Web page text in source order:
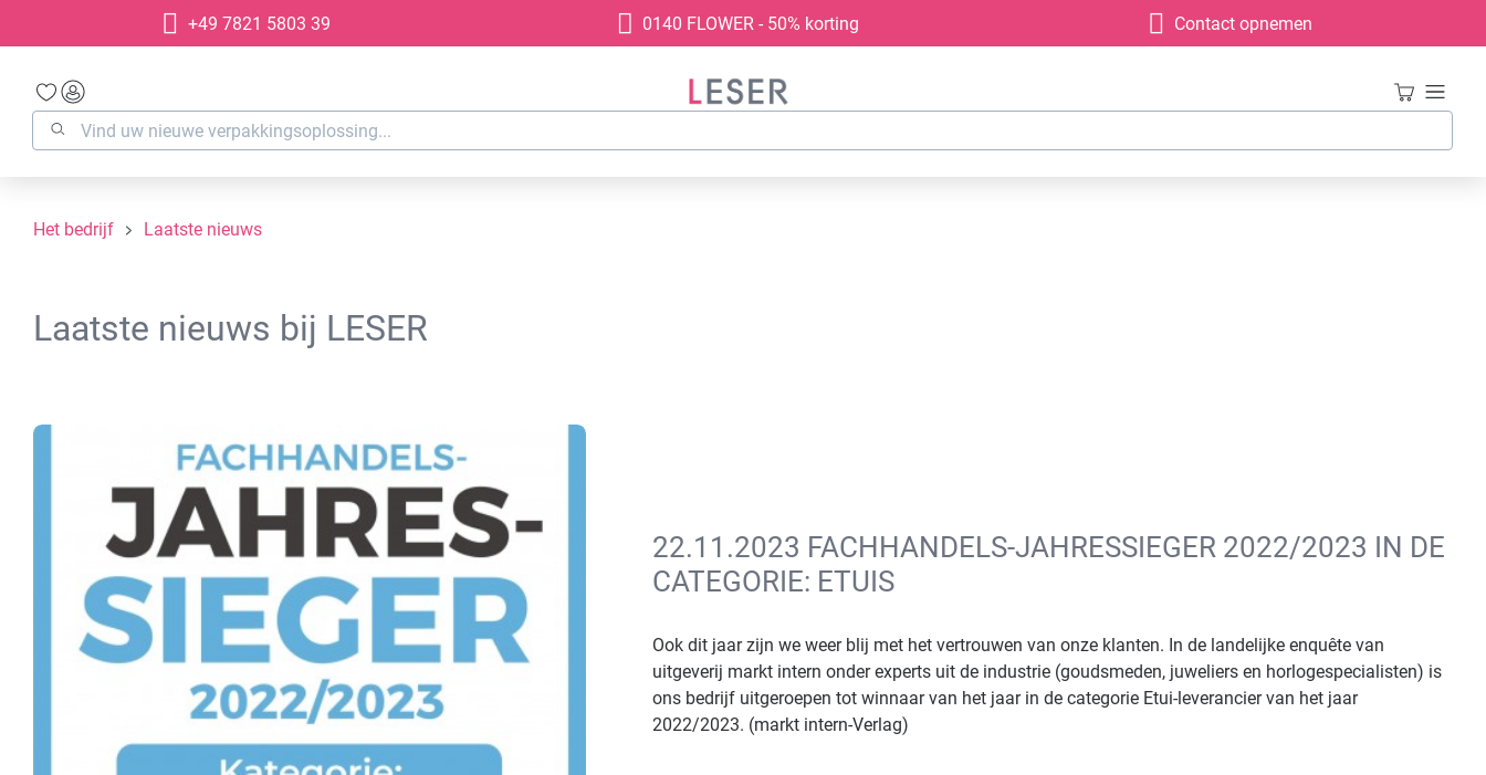
Ga naar de hoofdnavigatie
+49 7821 5803 39 0140 FLOWER - 50% korting Contact opnemen
Het bedrijf Laatste nieuws
Laatste nieuws bij LESER
22.11.2023 FACHHANDELS-JAHRESSIEGER 2022/2023 IN DE
CATEGORIE: ETUIS
Ook dit jaar zijn we weer blij met het vertrouwen van onze klanten. In de landelijke enquête van
uitgeverij markt intern onder experts uit de industrie (goudsmeden, juweliers en horlogespecialisten) is
ons bedrijf uitgeroepen tot winnaar van het jaar in de categorie Etui-leverancier van het jaar
2022/2023. (markt intern-Verlag)